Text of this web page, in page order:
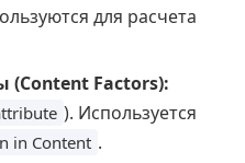
для расчета
(Content Factors):
). Используется
in Content .